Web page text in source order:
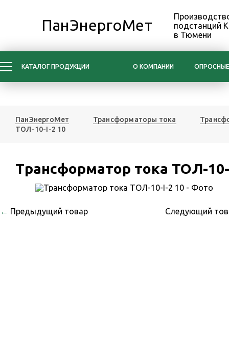
ПанЭнергоМет
подстанций
в Тюмени
КАТАЛОГ ПРОДУКЦИИ О КОМПАНИИ
ПанЭнергоМет Трансформаторы тока
ТОЛ-10-I-2 10
Трансформатор тока ТОЛ-
← Предыдущий товар Следующий